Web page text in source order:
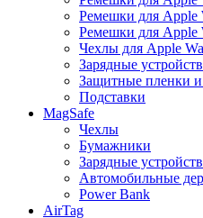
Ремешки для Apple
Ремешки для Apple
Чехлы для Apple
Зарядные
Защитные пленки и
Подставки
MagSafe
Чехлы
Бумажники
Зарядные
Автомобильные
Power Bank
AirTag